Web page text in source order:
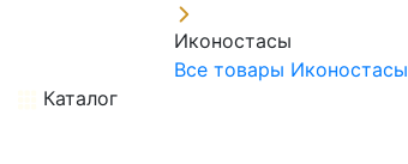
Иконостасы
Все товары Иконостасы
Каталог